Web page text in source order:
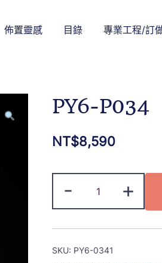
佈置靈感 目錄 專業工程/訂
PY6-P034
NT$8,590
- +
SKU: PY6-0341